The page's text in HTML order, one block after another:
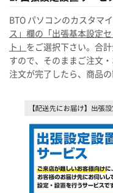
BTO パソコンのカスタマ
ス」欄の「出張基本設定
ト」 をご選択下さい。合
すので、そのままご注文
注文が完了したら、商品